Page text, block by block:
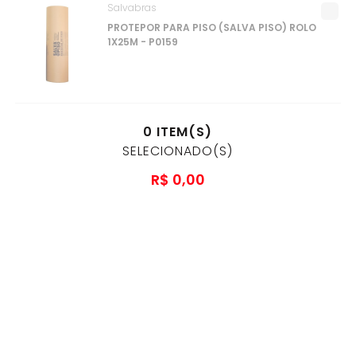
PROTEPOR PARA PISO (SALVA PISO) ROLO
1X25M - P0159
Salvabras
0 ITEM(S)
SELECIONADO(S)
R$ 0,00